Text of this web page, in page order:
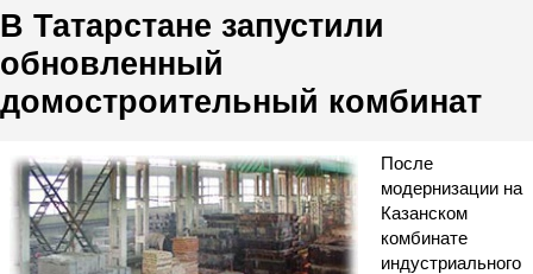
В Татарстане запустили
обновленный
домостроительный комбинат
После
модернизации на
Казанском
комбинате
индустриального